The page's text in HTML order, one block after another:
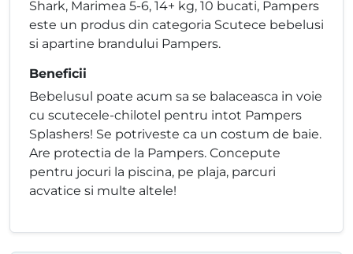
Shark, Marimea 5-6, 14+ kg, 10 bucati, Pampers
este un produs din categoria Scutece bebelusi
si apartine brandului Pampers.
Beneficii
Bebelusul poate acum sa se balaceasca in voie
cu scutecele-chilotel pentru intot Pampers
Splashers! Se potriveste ca un costum de baie.
Are protectia de la Pampers. Concepute
pentru jocuri la piscina, pe plaja, parcuri
acvatice si multe altele!